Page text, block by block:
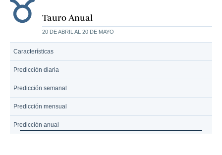
Tauro Anual
20 DE ABRIL AL 20 DE MAYO
Características
Predicción diaria
Predicción semanal
Predicción mensual
Predicción anual